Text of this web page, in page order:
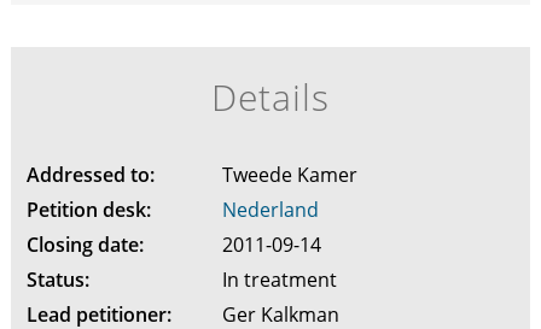
Details
Addressed to:
Tweede Kamer
Petition desk:
Nederland
Closing date:
2011-09-14
Status:
In treatment
Lead petitioner:
Ger Kalkman